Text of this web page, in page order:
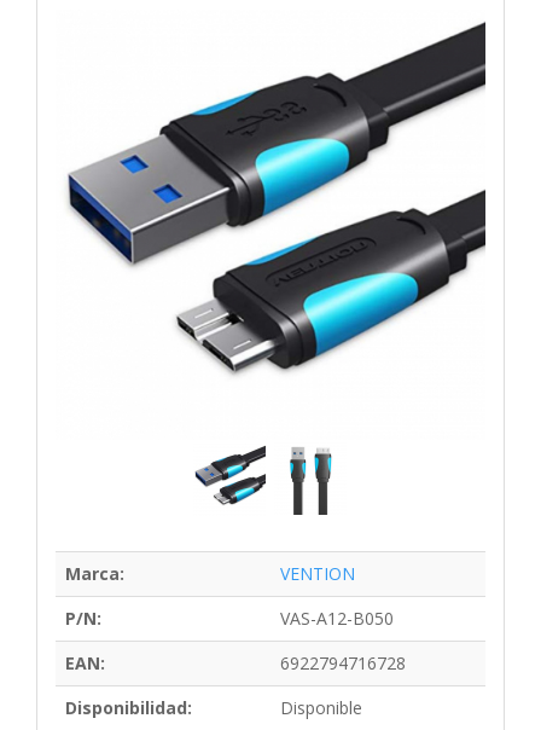
Marca:
VENTION
P/N:
VAS-A12-B050
EAN:
6922794716728
Disponibilidad:
Disponible